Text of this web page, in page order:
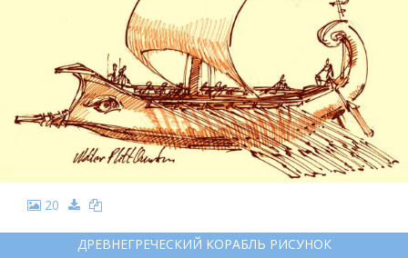
20
ДРЕВНЕГРЕЧЕСКИЙ КОРАБЛЬ РИСУНОК